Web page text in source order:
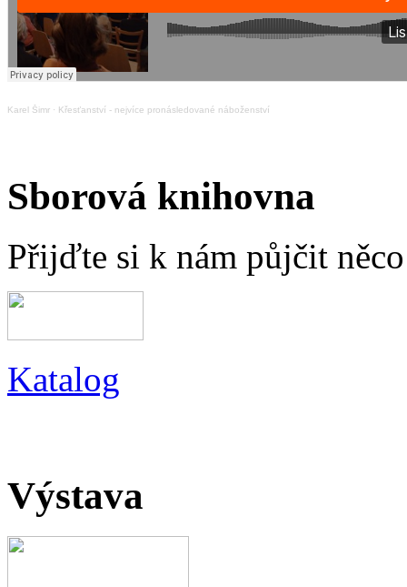
Karel Šimr · Křesťanství - nejvíce pronásledované náboženství
Sborová knihovna
Přijďte si k nám půjčit
Katalog
Výstava